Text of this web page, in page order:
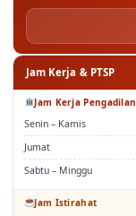
Jam Kerja & PTSP
Jam Kerja Pengadilan
Senin – Kamis
Jumat
Sabtu – Minggu
Jam Istirahat